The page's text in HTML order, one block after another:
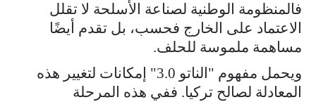
فالمنظومة الوطنية لصناعة الأسلحة لا تقلل
الاعتماد على الخارج فحسب، بل تقدم أيضًا
مساهمة ملموسة للحلف.
ويحمل مفهوم "الناتو 3.0" إمكانات لتغيير هذه
المعادلة لصالح تركيا. ففي هذه المرحلة